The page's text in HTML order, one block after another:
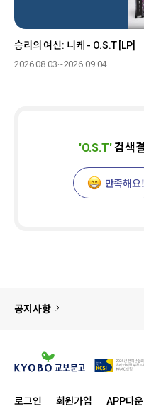
승리의 여신: 니케 - O.S.T [LP]
2026.08.03~2026.09.04
'O.S.T'검색
만족해요!
공지사항
로그인 회원가입 APP다운